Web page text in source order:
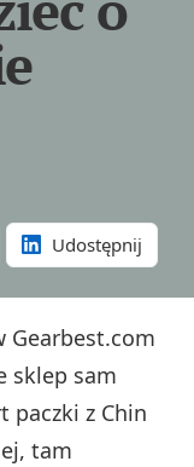
Udostępnij
Gearbest.com
sklep sam
paczki z Chin
tam